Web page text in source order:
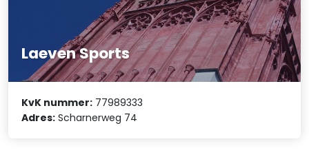
Laeven Sports
KvK nummer: 77989333
Adres: Scharnerweg 74